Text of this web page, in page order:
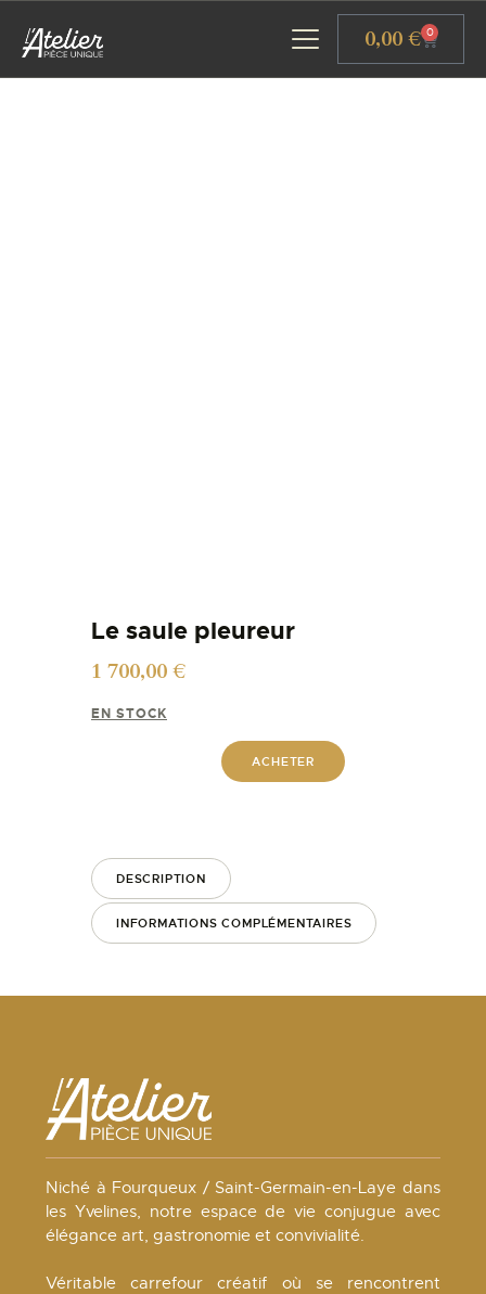
0,00€ 0
Le saule pleureur
1 700,00€
EN STOCK
ACHETER
DESCRIPTION
INFORMATIONS COMPLÉMENTAIRES
Niché à Fourqueux / Saint-Germain-en-Laye dans
les Yvelines, notre espace de vie conjugue avec
élégance art, gastronomie et convivialité.
Véritable carrefour créatif où se rencontrent